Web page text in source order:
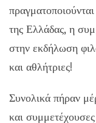
της Ελλάδας, η
στην εκδήλωση
και αθλήτριες!
Συνολικά πήραν
και